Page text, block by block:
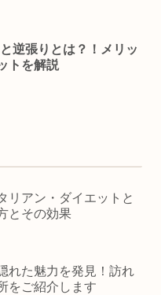
逆張りとは？！メリッ
トを解説
リアン・ダイエットと
とその効果
れた魅力を発見！訪れ
をご紹介します